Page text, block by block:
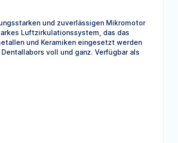
MEHR ENTDECKEN
und zuverlässigen Mikromotor
Luftzirkulationssystem, das das
und Keramiken eingesetzt werden
voll und ganz. Verfügbar als